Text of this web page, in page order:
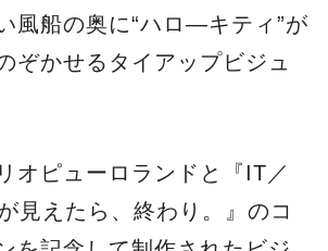
風船の奥に“ハロ―キティ”が
ぞかせるタイアップビジュ
オピューロランドと『IT／
見えたら、終わり。』のコ